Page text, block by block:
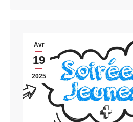
Avr
19
2025